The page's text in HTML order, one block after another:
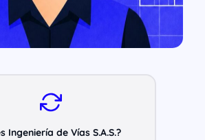
Ingeniería de Vías S.A.S.?